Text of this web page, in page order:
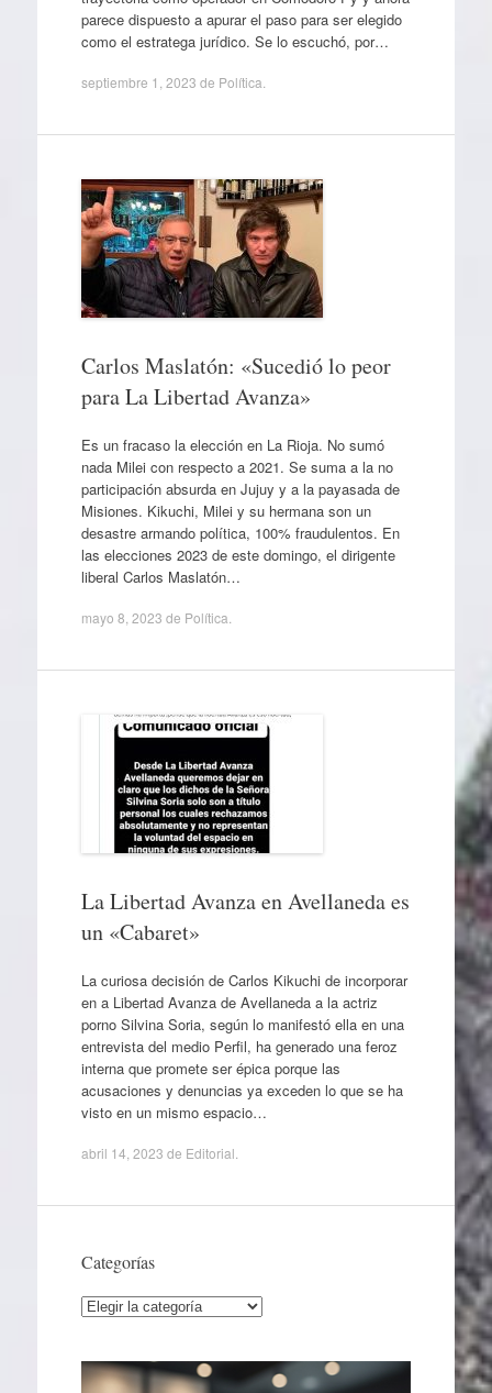
parece dispuesto a apurar el paso para ser elegido
como el estratega jurídico. Se lo escuchó, por…
septiembre 1, 2023 de Política
Carlos Maslatón: «Sucedió lo peor
para La Libertad Avanza»
Es un fracaso la elección en La Rioja. No sumó
nada Milei con respecto a 2021. Se suma a la no
participación absurda en Jujuy y a la payasada de
Misiones. Kikuchi, Milei y su hermana son un
desastre armando política, 100% fraudulentos. En
las elecciones 2023 de este domingo, el dirigente
liberal Carlos Maslatón…
mayo 8, 2023 de Política
La Libertad Avanza en Avellaneda es
un «Cabaret»
La curiosa decisión de Carlos Kikuchi de incorporar
en a Libertad Avanza de Avellaneda a la actriz
porno Silvina Soria, según lo manifestó ella en una
entrevista del medio Perfil, ha generado una feroz
interna que promete ser épica porque las
acusaciones y denuncias ya exceden lo que se ha
visto en un mismo espacio…
abril 14, 2023 de Editorial
Categorías
Categorías